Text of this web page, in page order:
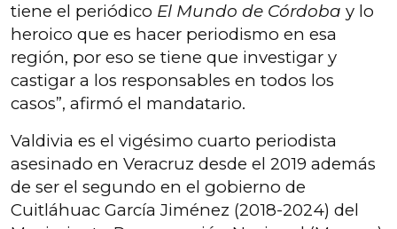
tiene el periódico El Mundo de Córdoba y lo
heroico que es hacer periodismo en esa
región, por eso se tiene que investigar y
castigar a los responsables en todos los
casos”, afirmó el mandatario.
Valdivia es el vigésimo cuarto periodista
asesinado en Veracruz desde el 2019 además
de ser el segundo en el gobierno de
Cuitláhuac García Jiménez (2018-2024) del